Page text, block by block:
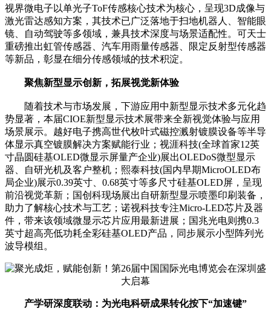
视界微电子以单光子ToF传感核心技术为核心，呈现3D成像与
激光雷达感知方案，其技术已广泛落地于扫地机器人、智能眼
镜、自动驾驶等多领域，兼具技术深度与场景适配性。​可天士
重磅推出虹管传感器、汽车用雨量传感器、限定反射型传感器
等新品，彰显在细分传感领域的技术积淀。
聚焦新型显示创新，拓展视觉新体验
随着技术与市场发展，下游应用中新型显示技术多元化趋
势显著，本届CIOE新型显示技术展带来全新视觉体验与应用
场景展示。越好电子携高世代枚叶式磁控溅射镀膜设备等半导
体显示真空镀膜解决方案赋能行业；视涯科技(全球首家12英
寸晶圆硅基OLED微显示屏量产企业)展出OLEDoS微型显示
器、自研光机及客户整机；熙泰科技(国内早期MicroOLED布
局企业)展示0.39英寸、0.68英寸等多尺寸硅基OLED屏，呈现
前沿视觉革新；国创科现场展出自研新型显示喷墨印刷装备，
助力了解核心技术与工艺；诺视科技专注Micro-LED芯片及器
件，带来该领域微显示芯片应用最新进展；国兆光电则携0.3
英寸超高亮低功耗全彩硅基OLED产品，同步展示小型阵列光
波导模组。
产学研深度联动：为光电科研成果转化按下“加速键”